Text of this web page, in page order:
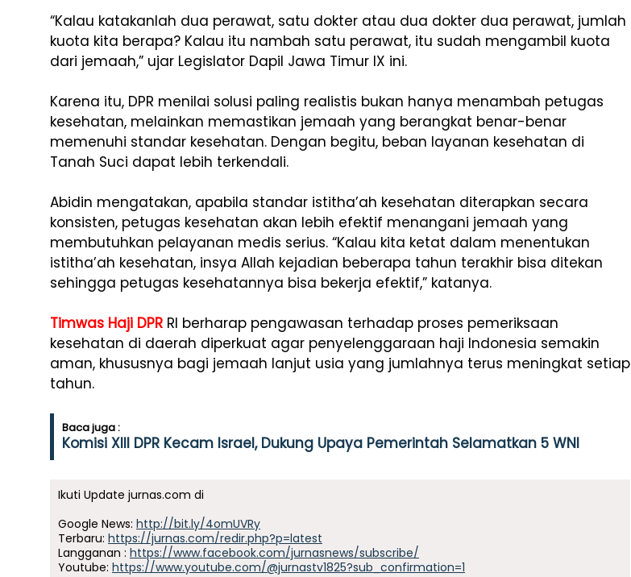
“Kalau katakanlah dua perawat, satu dokter atau dua dokter dua perawat, jumlah
kuota kita berapa? Kalau itu nambah satu perawat, itu sudah mengambil kuota
dari jemaah,” ujar Legislator Dapil Jawa Timur IX ini.
Karena itu, DPR menilai solusi paling realistis bukan hanya menambah petugas
kesehatan, melainkan memastikan jemaah yang berangkat benar-benar
memenuhi standar kesehatan. Dengan begitu, beban layanan kesehatan di
Tanah Suci dapat lebih terkendali.
Abidin mengatakan, apabila standar istitha’ah kesehatan diterapkan secara
konsisten, petugas kesehatan akan lebih efektif menangani jemaah yang
membutuhkan pelayanan medis serius. “Kalau kita ketat dalam menentukan
istitha’ah kesehatan, insya Allah kejadian beberapa tahun terakhir bisa ditekan
sehingga petugas kesehatannya bisa bekerja efektif,” katanya.
Timwas Haji DPR RI berharap pengawasan terhadap proses pemeriksaan
kesehatan di daerah diperkuat agar penyelenggaraan haji Indonesia semakin
aman, khususnya bagi jemaah lanjut usia yang jumlahnya terus meningkat setiap
tahun.
Baca juga :
Komisi XIII DPR Kecam Israel, Dukung Upaya Pemerintah Selamatkan 5 WNI
Ikuti Update jurnas.com di
Google News: http://bit.ly/4omUVRy
Terbaru: https://jurnas.com/redir.php?p=latest
Langganan : https://www.facebook.com/jurnasnews/subscribe/
Youtube: https://www.youtube.com/@jurnastv1825?sub_confirmation=1